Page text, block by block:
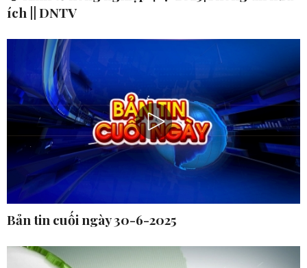
ích || DNTV
Bản tin cuối ngày 30-6-2025